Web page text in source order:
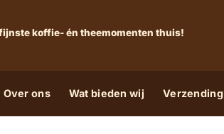
koffie- én theemomenten thuis!
Over ons Wat bieden wij Verzending